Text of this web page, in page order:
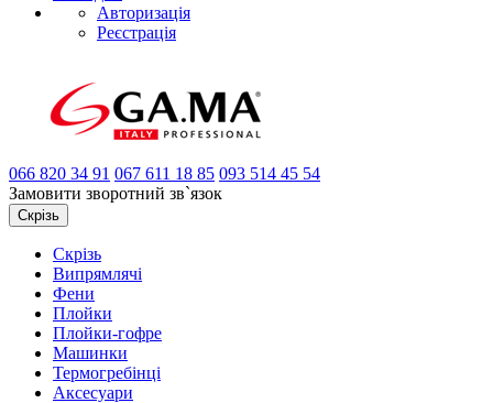
Авторизація
Реєстрація
066 820 34 91 067 611 18 85 093 514 45 54
Замовити зворотний зв`язок
Скрізь
Скрізь
Випрямлячі
Фени
Плойки
Плойки-гофре
Машинки
Термогребінці
Аксесуари